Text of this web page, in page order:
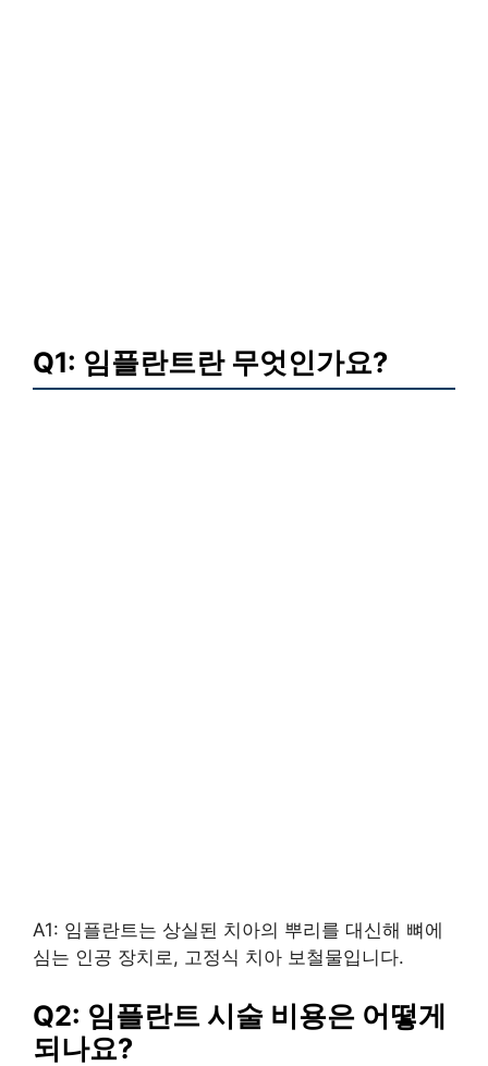
Q1: 임플란트란 무엇인가요?
A1: 임플란트는 상실된 치아의 뿌리를 대신해 뼈에
심는 인공 장치로, 고정식 치아 보철물입니다.
Q2: 임플란트 시술 비용은 어떻게
되나요?